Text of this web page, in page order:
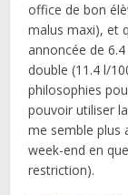
office de bon
malus maxi), et
annoncée de
double (11.4 l/
philosophies
pouvoir utiliser
me semble plus
week-end en
restriction).